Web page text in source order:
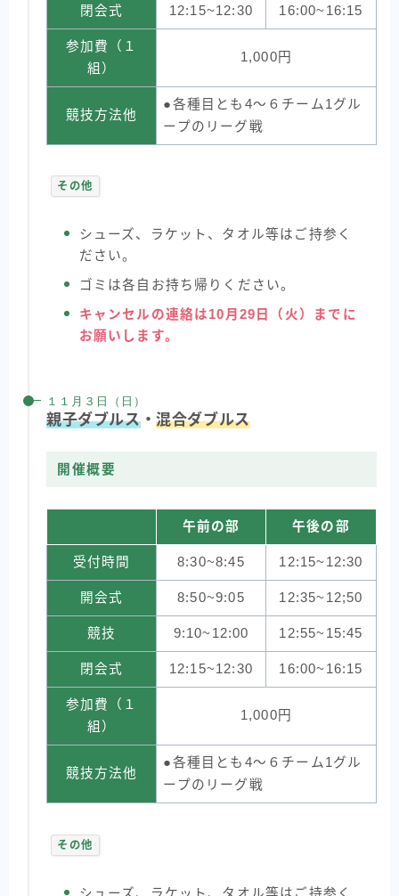
閉会式 12:15~12:30 16:00~16:15
参加費（１
組）
1,000円
競技方法他
●各種目とも4～６チーム1グル
ープのリーグ戦
その他
シューズ、ラケット、タオル等はご持参く
ださい。
ゴミは各自お持ち帰りください。
キャンセルの連絡は10月29日（火）までに
お願いします。
１１月３日（日）
親子ダブルス・混合ダブルス
開催概要
午前の部 午後の部
受付時間 8:30~8:45 12:15~12:30
開会式 8:50~9:05 12:35~12;50
競技 9:10~12:00 12:55~15:45
閉会式 12:15~12:30 16:00~16:15
参加費（１
組）
1,000円
競技方法他
●各種目とも4～６チーム1グル
ープのリーグ戦
その他
シューズ、ラケット、タオル等はご持参く